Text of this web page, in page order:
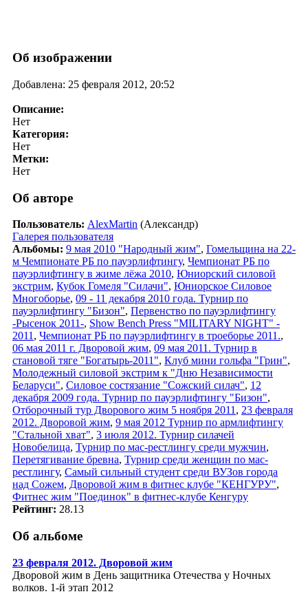
Об изображении
Добавлена: 25 февраля 2012, 20:52
Описание:
Нет
Категория:
Нет
Метки:
Нет
Об авторе
Пользователь: AlexMartin (Александр)
Галерея пользователя
Альбомы: 9 мая 2010 "Народный жим", Гомельщина на 22-
м Чемпионате РБ по пауэрлифтингу, Чемпионат РБ по
пауэрлифтингу в жиме лёжа 2010, Юниорский силовой
экстрим, Кубок Гомеля "Силачи", Юниорское Силовое
Многоборье, 09 - 11 декабря 2010 года. Турнир по
пауэрлифтингу "Бизон", Первенство по пауэрлифтингу
-Рысенок 2011-, Show Bench Press "MILITARY NIGHT" -
2011 , Чемпионат РБ по пауэрлифтингу в троеборье 2011.,
06 мая 2011 г. Дворовой жим, 09 мая 2011. Турнир в
становой тяге "Богатырь-2011", Клуб мини гольфа "Грин",
Молодежный силовой экстрим к "Дню Независимости
Беларуси", Силовое состязание "Сожский силач", 12
декабря 2009 года. Турнир по пауэрлифтингу "Бизон",
Отборочный тур Дворового жим 5 ноября 2011 , 23 февраля
2012. Дворовой жим, 9 мая 2012 Турнир по армлифтингу
"Стальной хват", 3 июля 2012. Турнир силачей
Новобелица, Турнир по мас-рестлингу среди мужчин,
Перетягивание бревна, Турнир среди женщин по мас-
рестлингу, Самый сильный студент среди ВУЗов города
над Сожем, Дворовой жим в фитнес клубе "КЕНГУРУ",
Фитнес жим "Поединок" в фитнес-клубе Кенгуру
Рейтинг: 28.13
Об альбоме
23 февраля 2012. Дворовой жим
Дворовой жим в День защитника Отечества у Ночных
волков. 1-й этап 2012